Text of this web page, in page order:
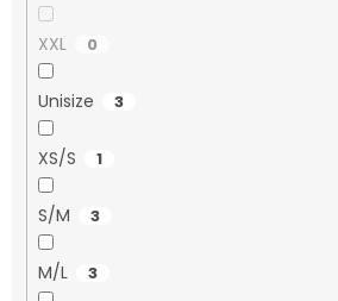
XXL 0
Unisize 3
XS/S 1
S/M 3
M/L 3